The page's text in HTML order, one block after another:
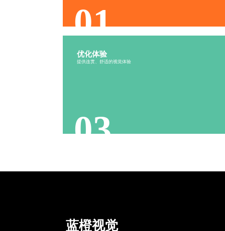
01
优化体验
提供连贯、舒适的视觉体验
03
蓝橙视觉